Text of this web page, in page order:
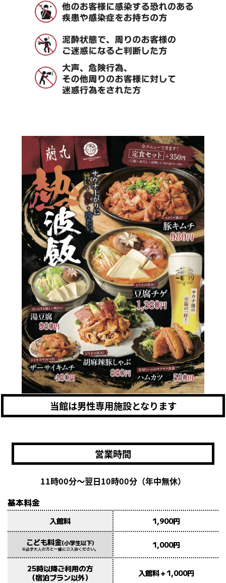
当館は男性専用施設となります
営業時間
11時00分〜翌日10時00分（年中無休）
基本料金
入館料
1,900円
こども料金(小学生以下)
※必ず大人の方と一緒にご入浴ください。 1,000円
25時以降ご利用の方
（宿泊プラン以外）
入館料＋1,000円